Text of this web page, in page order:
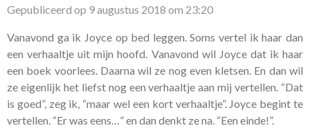
hoofdinhoud
Gepubliceerd op 9 augustus 2018 om 23:20
Vanavond ga ik Joyce op bed leggen. Soms vertel ik haar dan
een verhaaltje uit mijn hoofd. Vanavond wil Joyce dat ik haar
een boek voorlees. Daarna wil ze nog even kletsen. En dan wil
ze eigenlijk het liefst nog een verhaaltje aan mij vertellen. “Dat
is goed”, zeg ik, “maar wel een kort verhaaltje”. Joyce begint te
vertellen. “Er was eens…” en dan denkt ze na. “Een einde!”.